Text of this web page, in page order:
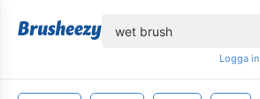
Logga in